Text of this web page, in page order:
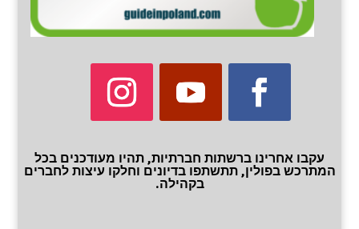
עקבו אחרינו ברשתות חברתיות, תהיו מעודכנים בכל
המתרכש בפולין, תתשתפו בדיונים וחלקו עיצות לחברים
בקהילה.